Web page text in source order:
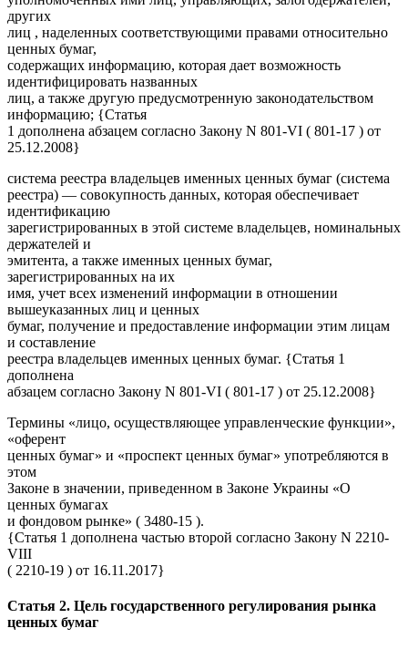
других
лиц , наделенных соответствующими правами относительно
ценных бумаг,
содержащих информацию, которая дает возможность
идентифицировать названных
лиц, а также другую предусмотренную законодательством
информацию; {Статья
1 дополнена абзацем согласно Закону N 801-VI ( 801-17 ) от
25.12.2008}
система реестра владельцев именных ценных бумаг (система
реестра) — совокупность данных, которая обеспечивает
идентификацию
зарегистрированных в этой системе владельцев, номинальных
держателей и
эмитента, а также именных ценных бумаг,
зарегистрированных на их
имя, учет всех изменений информации в отношении
вышеуказанных лиц и ценных
бумаг, получение и предоставление информации этим лицам
и составление
реестра владельцев именных ценных бумаг. {Статья 1
дополнена
абзацем согласно Закону N 801-VI ( 801-17 ) от 25.12.2008}
Термины «лицо, осуществляющее управленческие функции»,
«оферент
ценных бумаг» и «проспект ценных бумаг» употребляются в
этом
Законе в значении, приведенном в Законе Украины «О
ценных бумагах
и фондовом рынке» ( 3480-15 ).
{Статья 1 дополнена частью второй согласно Закону N 2210-
VIII
( 2210-19 ) от 16.11.2017}
Статья 2. Цель государственного регулирования рынка
ценных бумаг